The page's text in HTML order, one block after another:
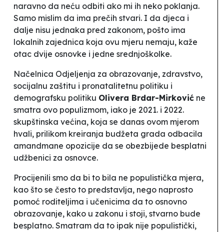
naravno da neću odbiti ako mi ih neko poklanja.
Samo mislim da ima prečih stvari. I da djeca i
dalje nisu jednaka pred zakonom, pošto ima
lokalnih zajednica koja ovu mjeru nemaju, kaže
otac dvije osnovke i jedne srednjoškolke.
Načelnica Odjeljenja za obrazovanje, zdravstvo,
socijalnu zaštitu i pronatalitetnu politiku i
demografsku politiku Olivera Brdar-Mirković ne
smatra ovo populizmom, iako je 2021. i 2022.
skupštinska većina, koja se danas ovom mjerom
hvali, prilikom kreiranja budžeta grada odbacila
amandmane opozicije da se obezbijede besplatni
udžbenici za osnovce.
Procijenili smo da bi to bila ne populistička mjera,
kao što se često to predstavlja, nego naprosto
pomoć roditeljima i učenicima da to osnovno
obrazovanje, kako u zakonu i stoji, stvarno bude
besplatno. Smatram da to ipak nije populistički,